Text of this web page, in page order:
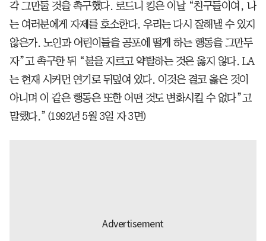
각 그만둘 것을 촉구했다. 로드니 킹은 이날 “친구들이여, 나
는 여러분에게 자제를 호소한다. 우리는 다시 잘해낼 수 있지
않은가. 노인과 어린이들을 공포에 떨게 하는 행동을 그만두
자”고 촉구한 뒤 “불을 지르고 약탈하는 것은 옳지 않다. LA
는 현재 시커먼 연기로 뒤덮여 있다. 이것은 결코 옳은 것이
아니며 이 같은 행동은 또한 어떤 것도 변화시킬 수 없다”고
말했다.”(1992년 5월 3일 자 3면)